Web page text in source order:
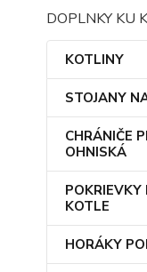
DOPLNKY KU
KOTLINY
STOJANY
CHRÁNIČE
OHNISKÁ
KOTLE
HORÁKY